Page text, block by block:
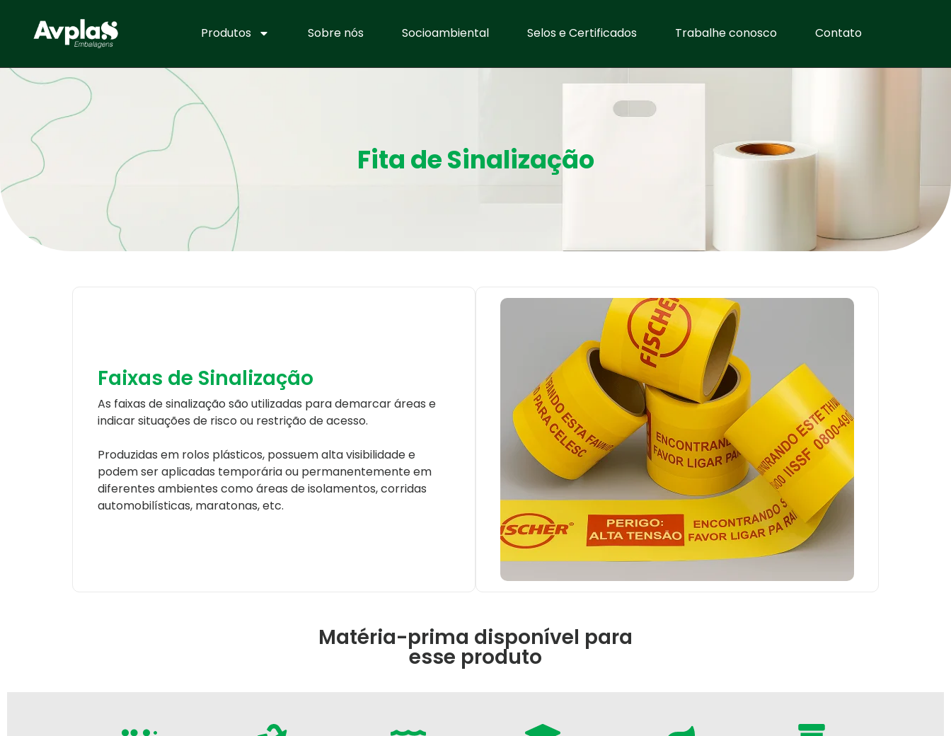
Produtos Sobre nós Socioambiental Selos e Certificados Trabalhe conosco Contato
Fita de Sinalização
Faixas de Sinalização
As faixas de sinalização são utilizadas para demarcar áreas e
indicar situações de risco ou restrição de acesso.
Produzidas em rolos plásticos, possuem alta visibilidade e
podem ser aplicadas temporária ou permanentemente em
diferentes ambientes como áreas de isolamentos, corridas
automobilísticas, maratonas, etc.
Matéria-prima disponível para
esse produto